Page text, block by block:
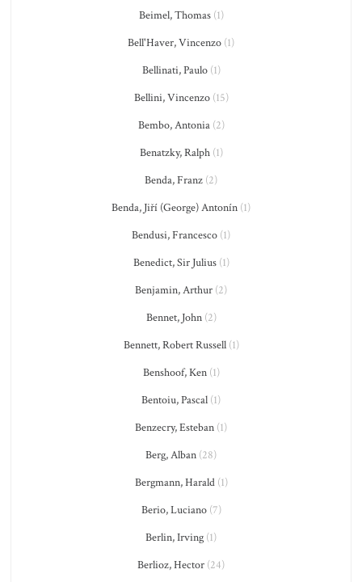
Beimel, Thomas(1)
Bell'Haver, Vincenzo (1)
Bellinati, Paulo(1)
Bellini, Vincenzo(15)
Bembo, Antonia(2)
Benatzky, Ralph(1)
Benda, Franz (2)
Benda, Jiří (George) Antonín (1)
Bendusi, Francesco (1)
Benedict, Sir Julius(1)
Benjamin, Arthur (2)
Bennet, John(2)
Bennett, Robert Russell(1)
Benshoof, Ken(1)
Bentoiu, Pascal (1)
Benzecry, Esteban (1)
Berg, Alban (28)
Bergmann, Harald(1)
Berio, Luciano(7)
Berlin, Irving (1)
Berlioz, Hector (24)